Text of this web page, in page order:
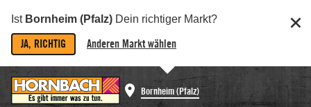
Ist Bornheim (Pfalz) Dein richtiger Markt?
JA, RICHTIG Anderen Markt wählen
Bornheim (Pfalz)